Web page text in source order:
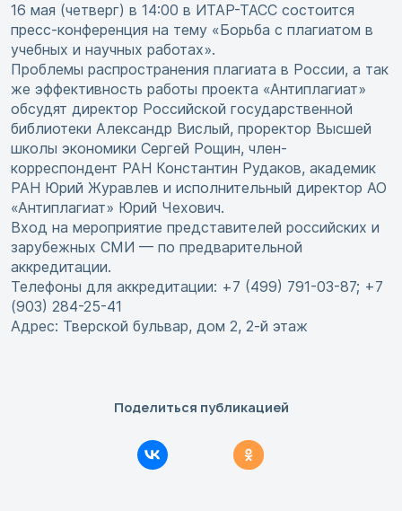
16 мая (четверг) в 14:00 в ИТАР-ТАСС состоится
пресс-конференция на тему «Борьба с плагиатом в
учебных и научных работах».
Проблемы распространения плагиата в России, а так
же эффективность работы проекта «Антиплагиат»
обсудят директор Российской государственной
библиотеки Александр Вислый, проректор Высшей
школы экономики Сергей Рощин, член-
корреспондент РАН Константин Рудаков, академик
РАН Юрий Журавлев и исполнительный директор АО
«Антиплагиат» Юрий Чехович.
Вход на мероприятие представителей российских и
зарубежных СМИ — по предварительной
аккредитации.
Телефоны для аккредитации: +7 (499) 791-03-87; +7
(903) 284-25-41
Адрес: Тверской бульвар, дом 2, 2-й этаж
Поделиться публикацией